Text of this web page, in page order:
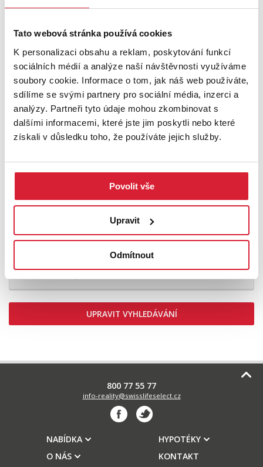
Tato webová stránka používá cookies
K personalizaci obsahu a reklam, poskytování funkcí
sociálních médií a analýze naší návštěvnosti využíváme
soubory cookie. Informace o tom, jak náš web používáte,
sdílíme se svými partnery pro sociální média, inzerci a
analýzy. Partneři tyto údaje mohou zkombinovat s
dalšími informacemi, které jste jim poskytli nebo které
získali v důsledku toho, že používáte jejich služby.
Povolit vše
Upravit
Odmítnout
Nemile
Info o ceně u RK
Prodej specifického typu nemovitosti 54 m2
3 990 000 Kč
UPRAVIT VYHLEDÁVÁNÍ
800 77 55 77
info-reality@swisslifeselect.cz
NABÍDKA
O NÁS
HYPOTÉKY
KONTAKT